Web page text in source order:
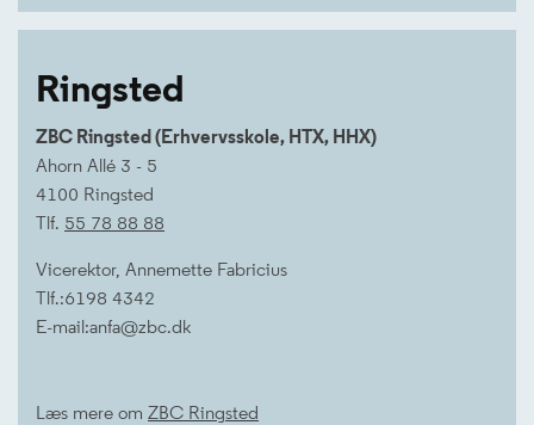
Ringsted
ZBC Ringsted (Erhvervsskole, HTX, HHX)
Ahorn Allé 3 - 5
4100 Ringsted
Tlf. 55 78 88 88
Vicerektor, Annemette Fabricius
Tlf.:6198 4342
E-mail:anfa@zbc.dk
Læs mere om ZBC Ringsted